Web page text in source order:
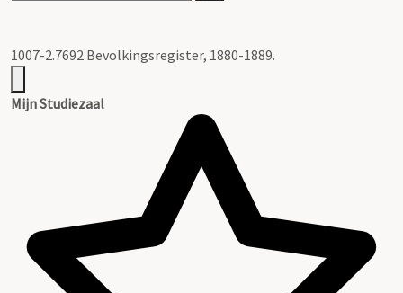
1007-2.7692 Bevolkingsregister, 1880-1889.
Mijn Studiezaal